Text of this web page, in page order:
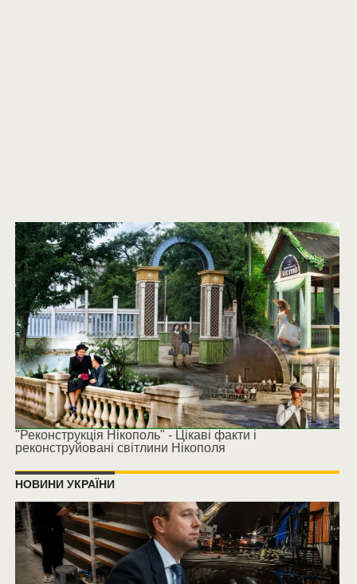
"Реконструкція Нікополь" - Цікаві факти і
реконструйовані світлини Нікополя
НОВИНИ УКРАЇНИ